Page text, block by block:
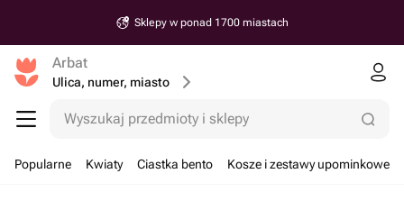
Sklepy w ponad 1700 miastach
Arbat
Ulica, numer, miasto
Wyszukaj przedmioty i sklepy
Popularne Kwiaty Ciastka bento Kosze i zestawy upominkowe